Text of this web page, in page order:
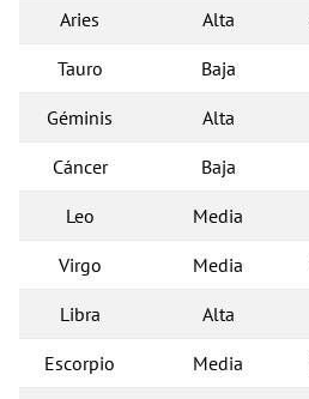
Aries Alta
Tauro Baja
Géminis Alta
Cáncer Baja
Leo Media
Virgo Media
Libra Alta
Escorpio Media